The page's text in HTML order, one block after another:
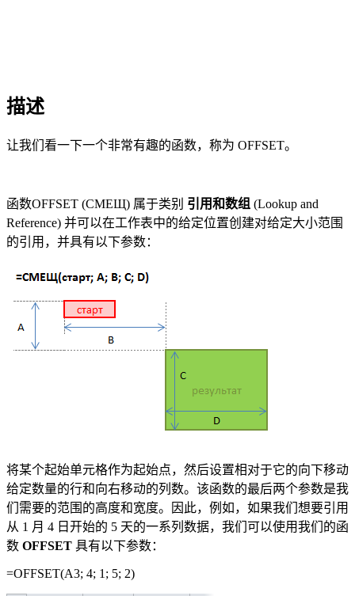
描述
让我们看一下一个非常有趣的函数，称为 OFFSET。
函数OFFSET (СМЕЩ) 属于类别 引用和数组 (Lookup and
Reference) 并可以在工作表中的给定位置创建对给定大小范围
的引用，并具有以下参数：
将某个起始单元格作为起始点，然后设置相对于它的向下移动
给定数量的行和向右移动的列数。该函数的最后两个参数是我
们需要的范围的高度和宽度。因此，例如，如果我们想要引用
从 1 月 4 日开始的 5 天的一系列数据，我们可以使用我们的函
数 OFFSET 具有以下参数：
=OFFSET(A3; 4; 1; 5; 2)